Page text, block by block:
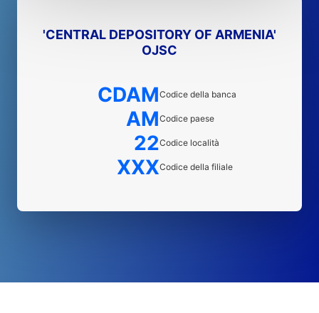
'CENTRAL DEPOSITORY OF ARMENIA'
OJSC
CDAMCodice della banca
AMCodice paese
22Codice località
XXXCodice della filiale